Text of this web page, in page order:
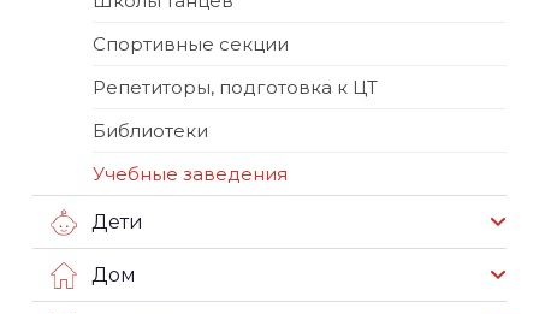
Спортивные секции
Репетиторы, подготовка к ЦТ
Библиотеки
Учебные заведения
Дети
Дом